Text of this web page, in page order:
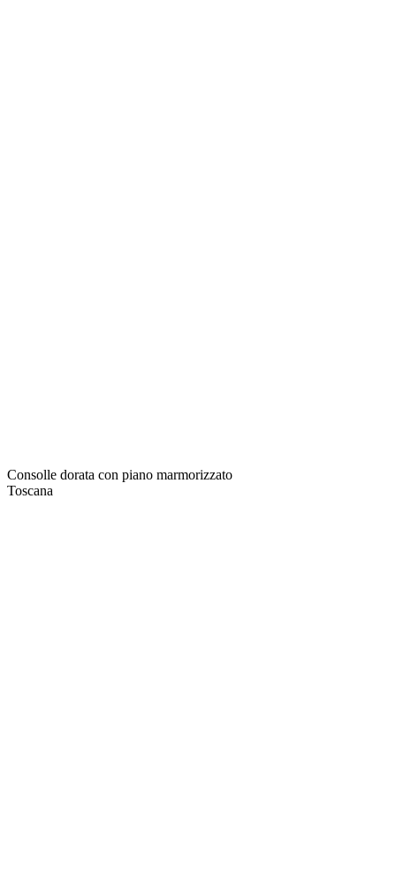
Consolle dorata con piano marmorizzato
Toscana